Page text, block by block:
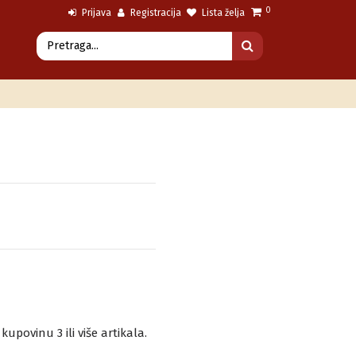
Prijava Registracija Lista želja 0
3 ili više artikala.